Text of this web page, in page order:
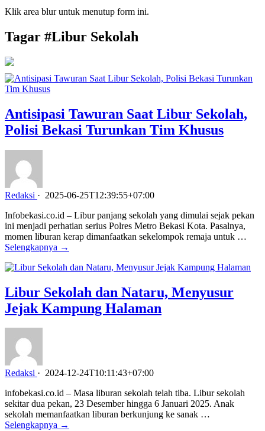
Klik area blur untuk menutup form ini.
Tagar #Libur Sekolah
Antisipasi Tawuran Saat Libur Sekolah,
Polisi Bekasi Turunkan Tim Khusus
Redaksi · 2025-06-25T12:39:55+07:00
Infobekasi.co.id – Libur panjang sekolah yang dimulai sejak pekan
ini menjadi perhatian serius Polres Metro Bekasi Kota. Pasalnya,
momen liburan kerap dimanfaatkan sekelompok remaja untuk …
Selengkapnya →
Libur Sekolah dan Nataru, Menyusur
Jejak Kampung Halaman
Redaksi · 2024-12-24T10:11:43+07:00
infobekasi.co.id – Masa liburan sekolah telah tiba. Libur sekolah
sekitar dua pekan, 23 Desember hingga 6 Januari 2025. Anak
sekolah memanfaatkan liburan berkunjung ke sanak …
Selengkapnya →